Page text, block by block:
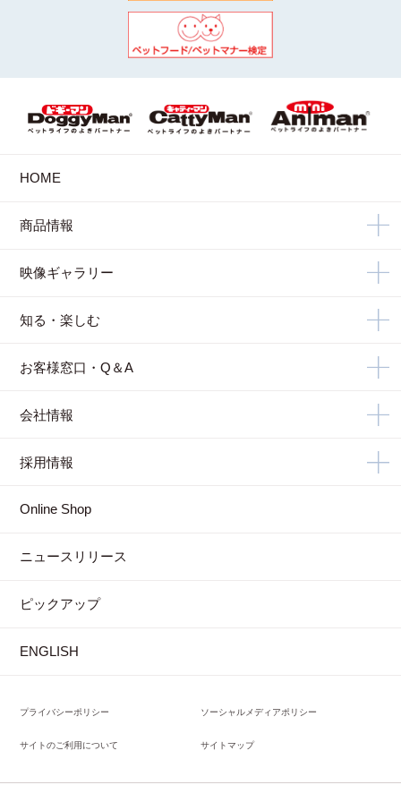
HOME
商品情報
映像ギャラリー
知る・楽しむ
お客様窓口・Q＆A
会社情報
採用情報
Online Shop
ニュースリリース
ピックアップ
ENGLISH
プライバシーポリシー ソーシャルメディアポリシー
サイトのご利用について サイトマップ